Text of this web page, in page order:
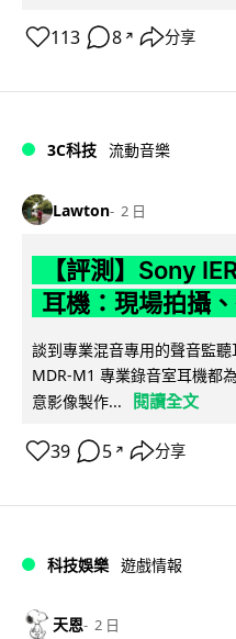
113 8 ↗ 分享
3C科技 流動音樂
Lawton 2 日
【評測】Sony
耳機：現場拍攝
談到專業混音專用的聲音監
MDR-M1 專業錄音室耳機都
意影像製作...
閱讀全文
39 5 ↗ 分享
科技娛樂 遊戲情報
天恩 2 日